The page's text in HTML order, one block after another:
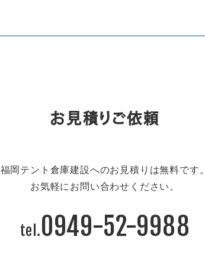
お見積りご依頼
福岡テント倉庫建設へのお見積りは無料です。
お気軽にお問い合わせください。
0949-52-9988